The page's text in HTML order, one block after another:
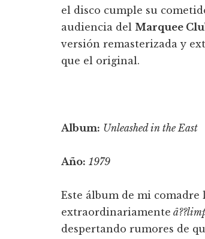
el disco cumple su
audiencia del Marquee
versión remasterizada y
que el original.
Album: Unleashed in the East
Año: 1979
Este álbum de mi comadre
extraordinariamente
despertando rumores de